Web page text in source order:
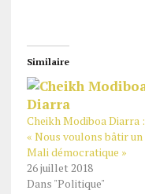
Similaire
Cheikh Modiboa Diarra :
« Nous voulons bâtir un
Mali démocratique »
26 juillet 2018
Dans "Politique"